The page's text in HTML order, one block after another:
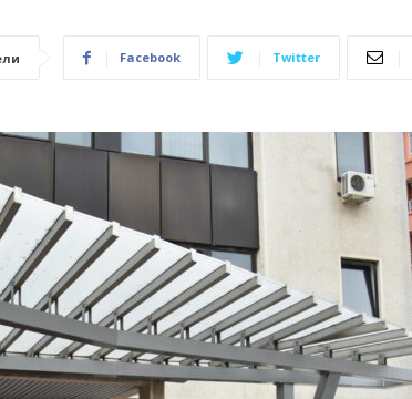
Facebook Twitter